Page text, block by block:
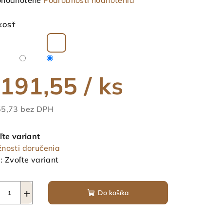
/ ks
bez DPH
variant
doručenia
Zvoľte variant
+ Do košíka